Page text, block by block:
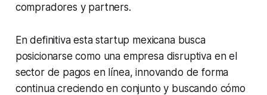
compradores y partners.
En definitiva esta startup mexicana busca
posicionarse como una empresa disruptiva en el
sector de pagos en línea, innovando de forma
continua creciendo en conjunto y buscando cómo